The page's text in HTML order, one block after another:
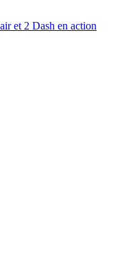
et 2 Dash en action